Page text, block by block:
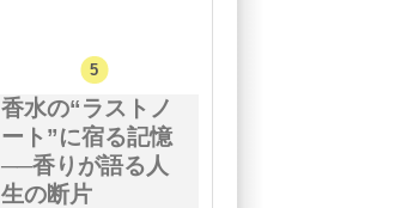
香水の“ラストノ
ート”に宿る記憶
──香りが語る人
生の断片